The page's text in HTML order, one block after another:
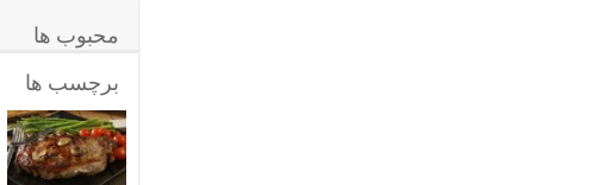
محبوب ها
برچسب ها